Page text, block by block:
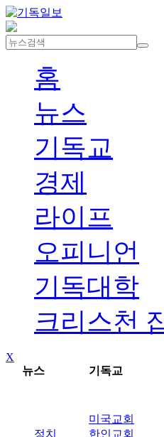
홈
뉴스
기독교
경제
라이프
오피니언
기독대학
크리스천
X
뉴스
기독교
정치
미국교회
한인교회